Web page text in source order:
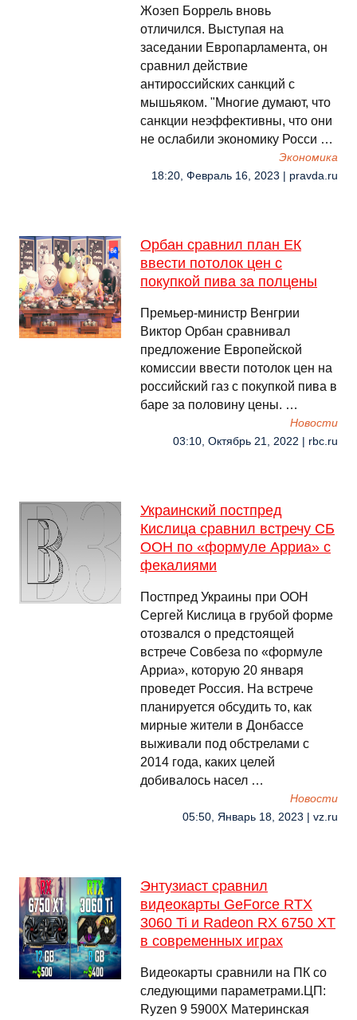
Жозеп Боррель вновь
отличился. Выступая на
заседании Европарламента, он
сравнил действие
антироссийских санкций с
мышьяком. "Многие думают, что
санкции неэффективны, что они
не ослабили экономику Росси …
Экономика
18:20, Февраль 16, 2023 | pravda.ru
Орбан сравнил план ЕК
ввести потолок цен с
покупкой пива за полцены
Премьер-министр Венгрии
Виктор Орбан сравнивал
предложение Европейской
комиссии ввести потолок цен на
российский газ с покупкой пива в
баре за половину цены. …
Новости
03:10, Октябрь 21, 2022 | rbc.ru
Украинский постпред
Кислица сравнил встречу СБ
ООН по «формуле Арриа» с
фекалиями
Постпред Украины при ООН
Сергей Кислица в грубой форме
отозвался о предстоящей
встрече Совбеза по «формуле
Арриа», которую 20 января
проведет Россия. На встрече
планируется обсудить то, как
мирные жители в Донбассе
выживали под обстрелами с
2014 года, каких целей
добивалось насел …
Новости
05:50, Январь 18, 2023 | vz.ru
Энтузиаст сравнил
видеокарты GeForce RTX
3060 Ti и Radeon RX 6750 XT
в современных играх
Видеокарты сравнили на ПК со
следующими параметрами.ЦП:
Ryzen 9 5900X Материнская